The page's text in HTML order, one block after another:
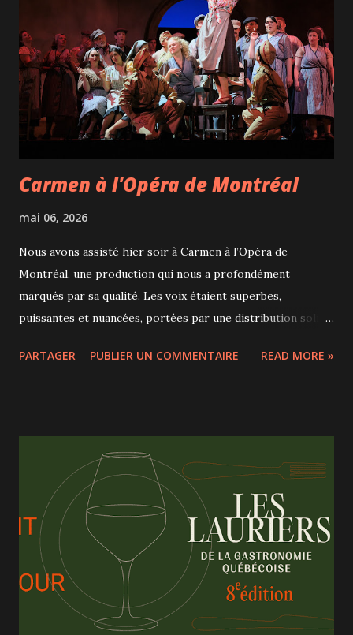
comportements absurdes, les robes de chambre, les
conventions sociales… tout y passe. Le ton est mordant,
parfois très noir, souvent excessif, mais livré avec un
rythme extrêmement efficace. Olivier Martineau enchaîne
les gags à la vitesse d’une mitraillette, dans une formule
très stand-up où les punchs s’accumulent sans véritable
pause. Ce n’est...
Carmen à l'Opéra de Montréal
mai 06, 2026
Nous avons assisté hier soir à Carmen à l’Opéra de
Montréal, une production qui nous a profondément
marqués par sa qualité. Les voix étaient superbes,
puissantes et nuancées, portées par une distribution solide
Crédit photo: Vivien Gaumand et l’Opéra de Montréal Les
les chœurs, d’une grande richesse visuelle et sonore. Les
Petits chanteurs de Laval, qui incarnent les enfants de la
ville, apportent une fraîcheur et une énergie
communicative à cette œuvre emblématique.
Impressionnant aussi de voir le nombre d’artistes sur scène
— une centaine environ — sans compter l’orchestre dans la
fosse. Le spectacle dure 3 heures, incluant un entracte de
25 minutes. Il est chanté en français et sur-titré en français
et en anglais, ce qui permet de suivre facilement l’intri...
PARTAGER PUBLIER UN COMMENTAIRE READ MORE »